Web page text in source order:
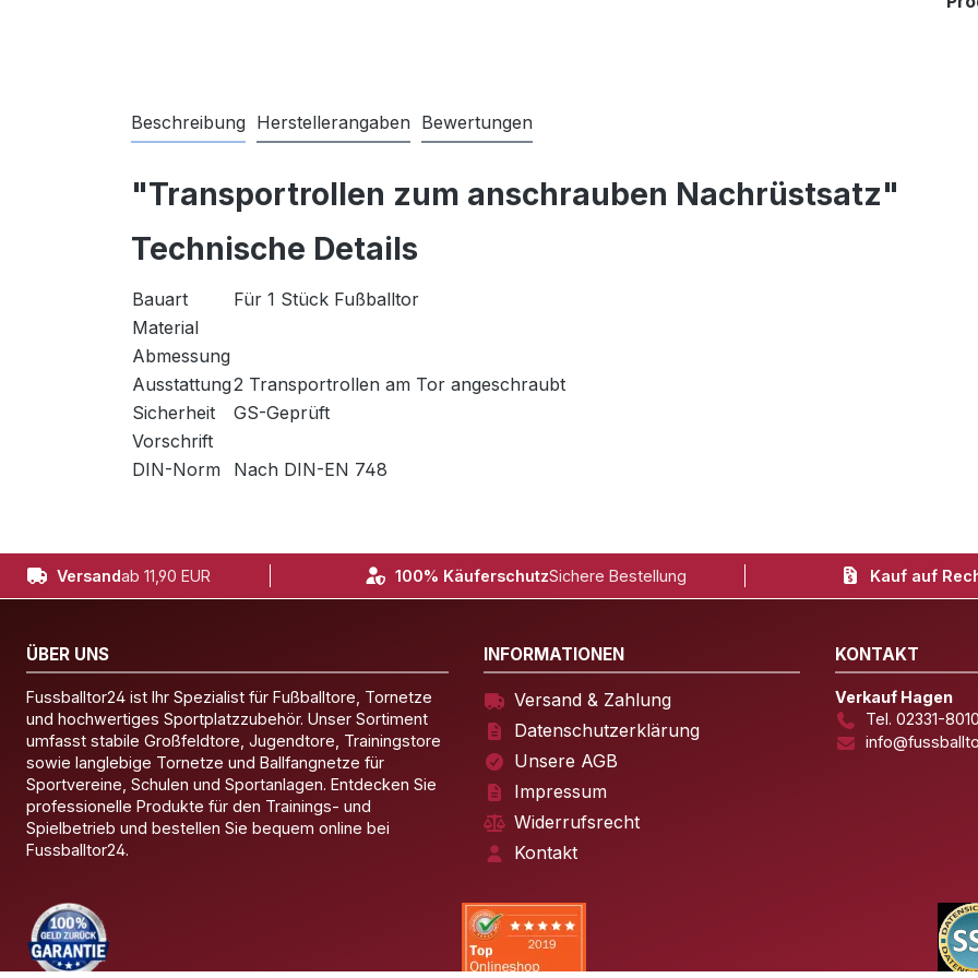
Beschreibung Herstellerangaben Bewertungen
"Transportrollen zum anschrauben Nachrüstsatz"
Technische Details
Bauart
Für 1 Stück Fußballtor
Material
Abmessung
Ausstattung2 Transportrollen am Tor angeschraubt
Sicherheit
GS-Geprüft
Vorschrift
DIN-Norm
Nach DIN-EN 748
Versandab 11,90 EUR 100% KäuferschutzSichere Bestellung Kauf auf
ÜBER UNS
Fussballtor24 ist Ihr Spezialist für Fußballtore, Tornetze
und hochwertiges Sportplatzzubehör. Unser Sortiment
umfasst stabile Großfeldtore, Jugendtore, Trainingstore
sowie langlebige Tornetze und Ballfangnetze für
Sportvereine, Schulen und Sportanlagen. Entdecken Sie
professionelle Produkte für den Trainings- und
Spielbetrieb und bestellen Sie bequem online bei
Fussballtor24.
INFORMATIONEN
Versand & Zahlung
Datenschutzerklärung
Unsere AGB
Impressum
Widerrufsrecht
Kontakt
KONTAKT
Verkauf Hagen
Tel. 02331-